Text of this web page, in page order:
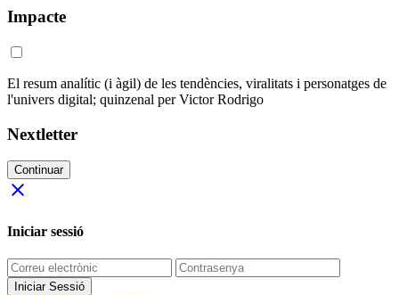
Impacte
El resum analític (i àgil) de les tendències, viralitats i personatges de
l'univers digital; quinzenal per Victor Rodrigo
Nextletter
Continuar
close
Iniciar sessió
Iniciar Sessió